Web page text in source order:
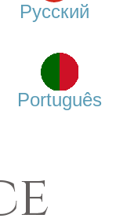
Русский
Português